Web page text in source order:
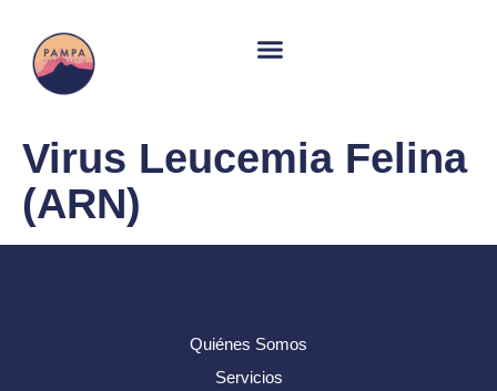
Virus Leucemia Felina
(ARN)
Quiénes Somos
Servicios